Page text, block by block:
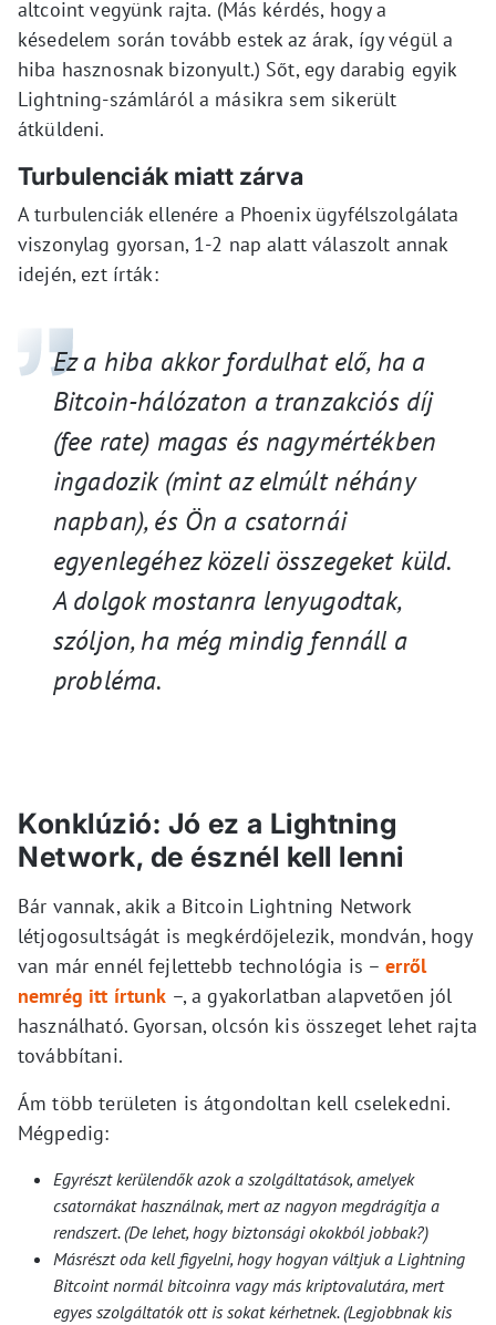
altcoint vegyünk rajta. (Más kérdés, hogy a
késedelem során tovább estek az árak, így végül a
hiba hasznosnak bizonyult.) Sőt, egy darabig egyik
Lightning-számláról a másikra sem sikerült
átküldeni.
Turbulenciák miatt zárva
A turbulenciák ellenére a Phoenix ügyfélszolgálata
viszonylag gyorsan, 1-2 nap alatt válaszolt annak
idején, ezt írták:
Ez a hiba akkor fordulhat elő, ha a
Bitcoin-hálózaton a tranzakciós díj
(fee rate) magas és nagymértékben
ingadozik (mint az elmúlt néhány
napban), és Ön a csatornái
egyenlegéhez közeli összegeket küld.
A dolgok mostanra lenyugodtak,
szóljon, ha még mindig fennáll a
probléma.
Konklúzió: Jó ez a Lightning
Network, de észnél kell lenni
Bár vannak, akik a Bitcoin Lightning Network
létjogosultságát is megkérdőjelezik, mondván, hogy
van már ennél fejlettebb technológia is –erről
nemrég itt írtunk –, a gyakorlatban alapvetően jól
használható. Gyorsan, olcsón kis összeget lehet rajta
továbbítani.
Ám több területen is átgondoltan kell cselekedni.
Mégpedig:
Egyrészt kerülendők azok a szolgáltatások, amelyek
csatornákat használnak, mert az nagyon megdrágítja a
rendszert. (De lehet, hogy biztonsági okokból jobbak?)
Másrészt oda kell figyelni, hogy hogyan váltjuk a Lightning
Bitcoint normál bitcoinra vagy más kriptovalutára, mert
egyes szolgáltatók ott is sokat kérhetnek. (Legjobbnak kis